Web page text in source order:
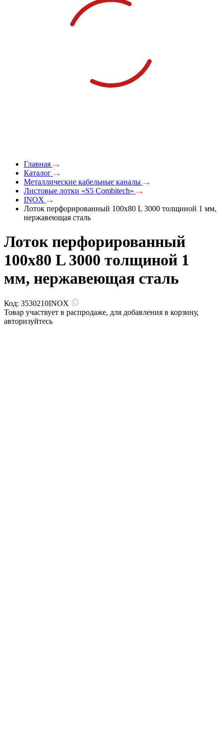
Главная
Каталог
Металлические кабельные каналы
Листовые лотки «S5 Combitech»
INOX
Лоток перфорированный 100х80 L 3000 толщиной 1 мм,
нержавеющая сталь
Лоток перфорированный
100х80 L 3000 толщиной 1
мм, нержавеющая сталь
Код: 3530210INOX
Товар участвует в распродаже, для добавления в корзину,
авторизуйтесь